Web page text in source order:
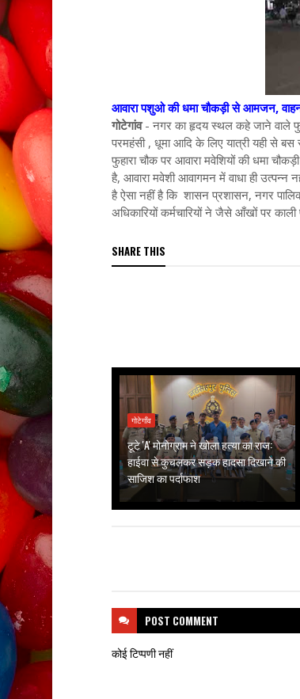
आवारा पशुओ की धमा चौकड़ी से आमजन, वाहन
गोटेगांव - नगर का हृदय स्थल कहे जाने वाले
परमहंसी , धूमा आदि के लिए यात्री यही से
फुहारा चौक पर आवारा मवेशियों की धमा
है, आवारा मवेशी आवागमन में वाधा ही उत्पन्न
है ऐसा नहीं है कि शासन प्रशासन, नगर
अधिकारियों कर्मचारियों ने जैसे आँखों पर
SHARE THIS
गोटेगाँव
टूटे 'A' मोनोग्राम ने खोला हत्या का राज:
हाईवा से कुचलकर सड़क हादसा दिखाने की
साजिश का पर्दाफाश
POST COMMENT
कोई टिप्पणी नहीं